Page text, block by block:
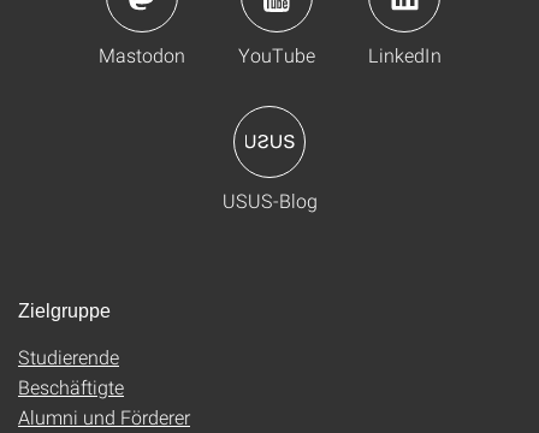
Mastodon YouTube LinkedIn
USUS-Blog
Zielgruppe
Studierende
Beschäftigte
Alumni und Förderer